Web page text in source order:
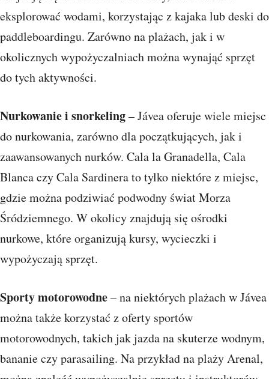
eksplorować wodami, korzystając z kajaka lub deski do
paddleboardingu. Zarówno na plażach, jak i w
okolicznych wypożyczalniach można wynająć sprzęt
do tych aktywności.
Nurkowanie i snorkeling– Jávea oferuje wiele miejsc
do nurkowania, zarówno dla początkujących, jak i
zaawansowanych nurków. Cala la Granadella, Cala
Blanca czy Cala Sardinera to tylko niektóre z miejsc,
gdzie można podziwiać podwodny świat Morza
Śródziemnego. W okolicy znajdują się ośrodki
nurkowe, które organizują kursy, wycieczki i
wypożyczają sprzęt.
Sporty motorowodne– na niektórych plażach w Jávea
można także korzystać z oferty sportów
motorowodnych, takich jak jazda na skuterze wodnym,
bananie czy parasailing. Na przykład na plaży Arenal,